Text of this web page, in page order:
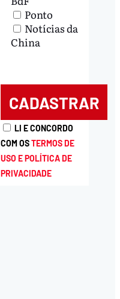
Ponto
Notícias da
China
LI E CONCORDO
COM OSTERMOS DE
USO E POLÍTICA DE
PRIVACIDADE